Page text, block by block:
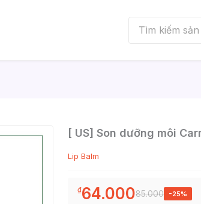
[ US] Son dưỡng môi
Lip Balm
₫64.00085.000 -25%